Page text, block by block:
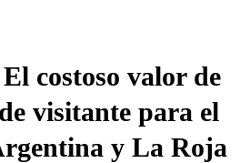
costoso valor de
visitante para el
y La Roja